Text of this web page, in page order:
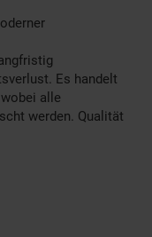
Es handelt
alle
werden. Qualität